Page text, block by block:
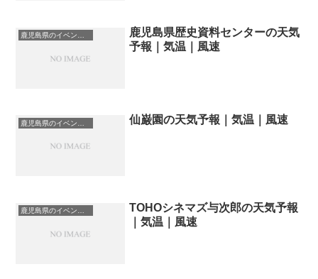
鹿児島県歴史資料センターの天気
予報｜気温｜風速
仙巌園の天気予報｜気温｜風速
鹿児島県のイベント会場一覧
TOHOシネマズ与次郎の天気予報
｜気温｜風速